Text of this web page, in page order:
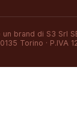
brand di S3 Srl
Torino · P.IVA